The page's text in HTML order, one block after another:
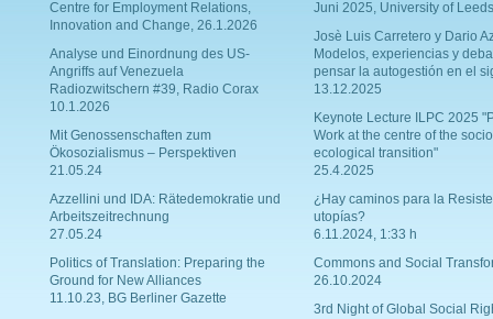
Centre for Employment Relations,
Innovation and Change, 26.1.2026
Analyse und Einordnung des US-
Angriffs auf Venezuela
Radiozwitschern #39, Radio Corax
10.1.2026
Mit Genossenschaften zum
Ökosozialismus – Perspektiven
21.05.24
Azzellini und IDA: Rätedemokratie und
Arbeitszeitrechnung
27.05.24
Politics of Translation: Preparing the
Ground for New Alliances
11.10.23, BG Berliner Gazette
Juni 2025, University of Leeds
Josè Luis Carretero y Dario
Modelos, experiencias y
pensar la autogestión en el
13.12.2025
Keynote Lecture ILPC 2025
Work at the centre of the
ecological transition"
25.4.2025
¿Hay caminos para la
utopías?
6.11.2024, 1:33 h
Commons and Social
26.10.2024
3rd Night of Global Social